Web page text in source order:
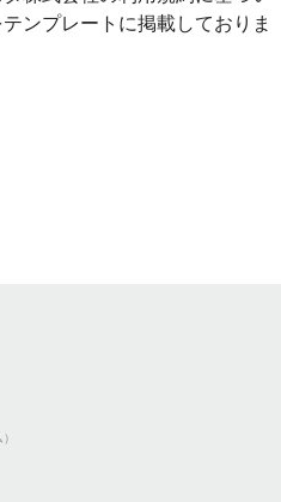
ンプレートに掲載しておりま